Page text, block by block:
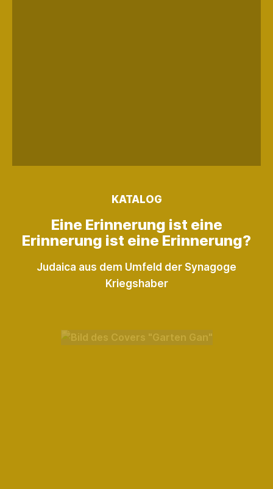
KATALOG
Eine Erinnerung ist eine
Erinnerung ist eine Erinnerung?
Judaica aus dem Umfeld der Synagoge
Kriegshaber